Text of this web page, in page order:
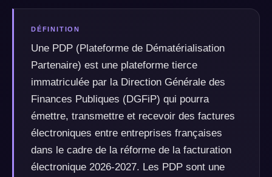
DÉFINITION
Une PDP (Plateforme de Dématérialisation
Partenaire) est une plateforme tierce
immatriculée par la Direction Générale des
Finances Publiques (DGFiP) qui pourra
émettre, transmettre et recevoir des factures
électroniques entre entreprises françaises
dans le cadre de la réforme de la facturation
électronique 2026-2027. Les PDP sont une